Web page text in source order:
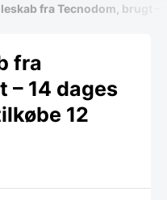
fra Tecnodom, brugt –
fra
– 14 dages
12